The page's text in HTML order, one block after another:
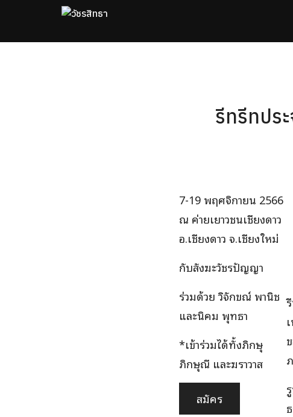
รีทรีทปร
7-19 พฤศจิกายน 2566
ณ ค่ายเยาวชนเชียงดาว
อ.เชียงดาว จ.เชียงใหม่
กับสังฆะวัชรปัญญา
ร่วมด้วย วิจักขณ์ พานิช
และนิคม พุทธา
*เข้าร่วมได้ทั้งภิกษุ
ภิกษุณี และฆราวาส
สมัคร